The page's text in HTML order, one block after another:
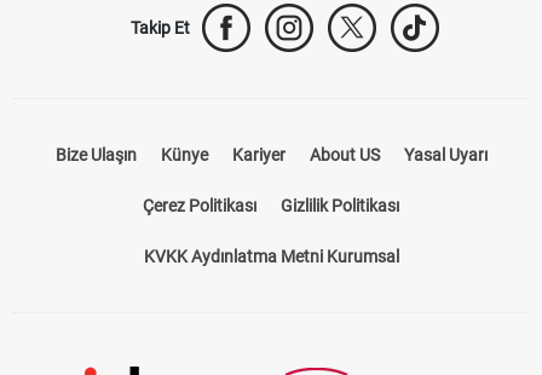
Takip Et
Bize Ulaşın Künye Kariyer About US Yasal Uyarı
Çerez Politikası Gizlilik Politikası
KVKK Aydınlatma Metni Kurumsal